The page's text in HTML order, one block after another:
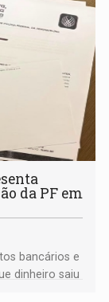
da PF em
bancários e
dinheiro saiu